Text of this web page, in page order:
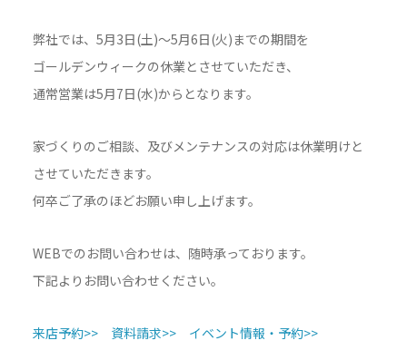
弊社では、5月3日(土)～5月6日(火)までの期間を
ゴールデンウィークの休業とさせていただき、
通常営業は5月7日(水)からとなります。
家づくりのご相談、及びメンテナンスの対応は休業明けと
させていただきます。
何卒ご了承のほどお願い申し上げます。
WEBでのお問い合わせは、随時承っております。
下記よりお問い合わせください。
来店予約>> 資料請求>> イベント情報・予約>>